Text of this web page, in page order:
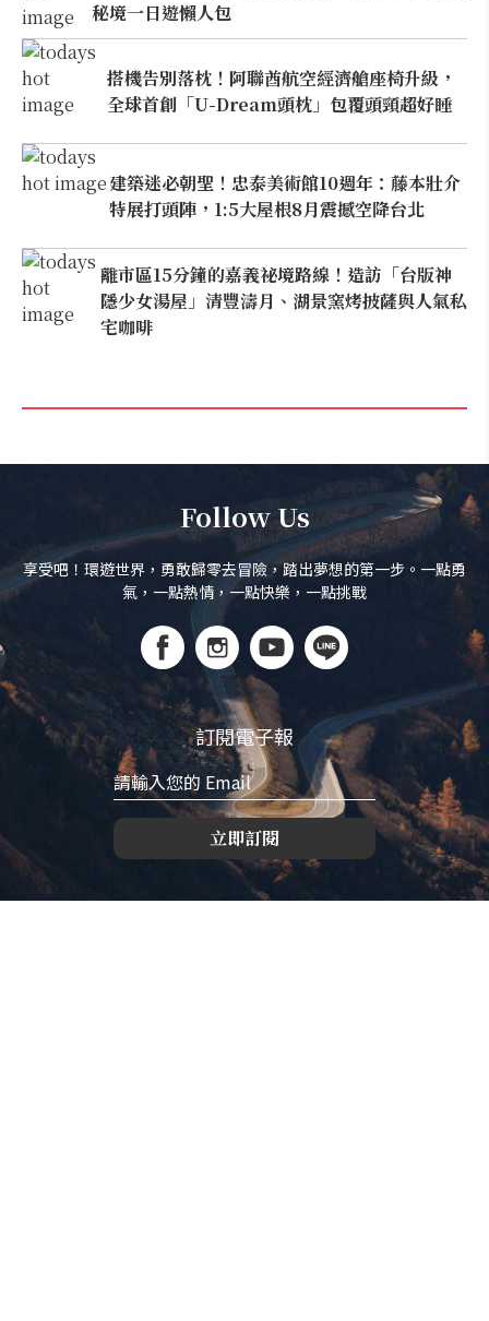
秘境一日遊懶人包
搭機告別落枕！阿聯酋航空經濟艙座椅升級，
全球首創「U-Dream頭枕」包覆頭頸超好睡
建築迷必朝聖！忠泰美術館10週年：藤本壯介
特展打頭陣，1:5大屋根8月震撼空降台北
離市區15分鐘的嘉義祕境路線！造訪「台版神
隱少女湯屋」清豐濤月、湖景窯烤披薩與人氣私
宅咖啡
Follow Us
享受吧！環遊世界，勇敢歸零去冒險，踏出夢想的第一步。一點勇
氣，一點熱情，一點快樂，一點挑戰
訂閱電子報
立即訂閱